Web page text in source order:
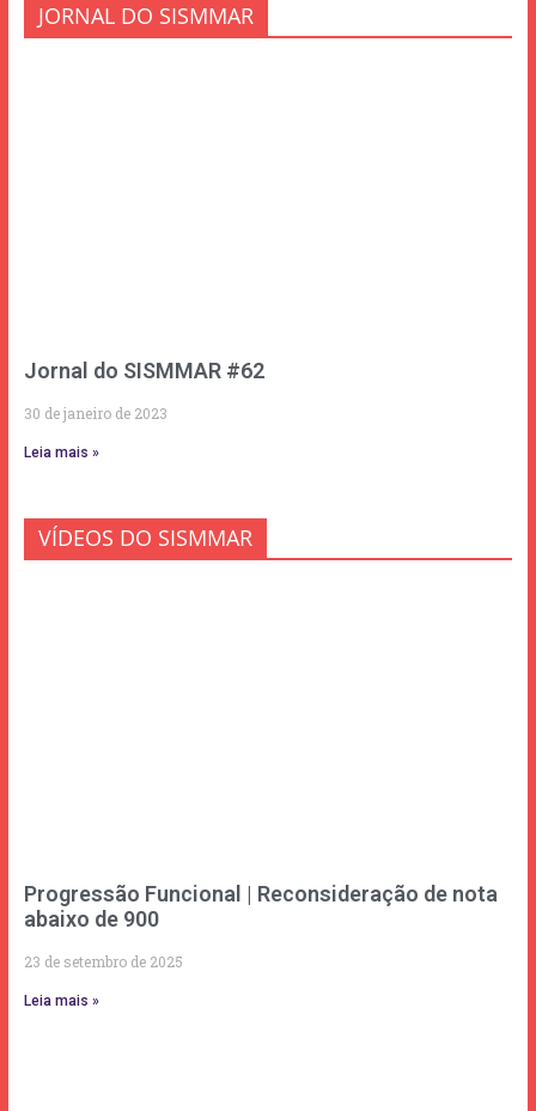
JORNAL DO SISMMAR
Jornal do SISMMAR #62
30 de janeiro de 2023
Leia mais »
VÍDEOS DO SISMMAR
Progressão Funcional | Reconsideração de nota
abaixo de 900
23 de setembro de 2025
Leia mais »